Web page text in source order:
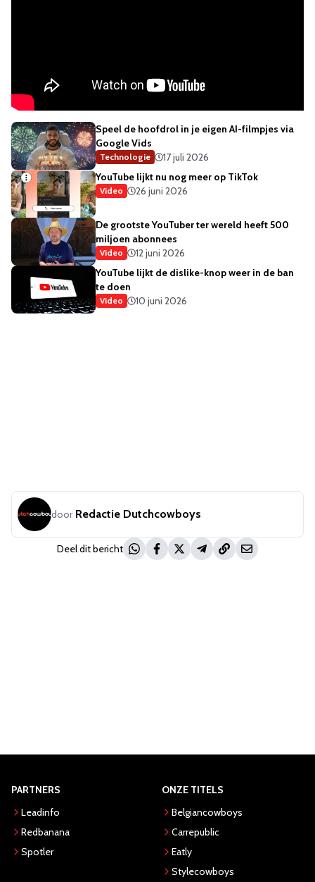
Speel de hoofdrol in je eigen AI-filmpjes via
Google Vids
Technologie
17 juli 2026
YouTube lijkt nu nog meer op TikTok
Video 26 juni 2026
De grootste YouTuber ter wereld heeft 500
miljoen abonnees
Video
12 juni 2026
YouTube lijkt de dislike-knop weer in de ban
te doen
Video 10 juni 2026
door Redactie Dutchcowboys
Deel dit bericht
PARTNERS
Leadinfo
Redbanana
Spotler
ONZE TITELS
Belgiancowboys
Carrepublic
Eatly
Stylecowboys